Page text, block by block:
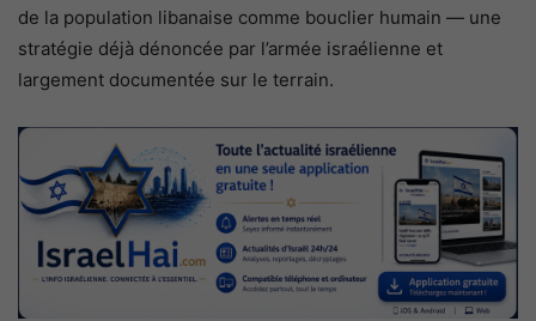
de la population libanaise comme bouclier humain — une
stratégie déjà dénoncée par l’armée israélienne et
largement documentée sur le terrain.